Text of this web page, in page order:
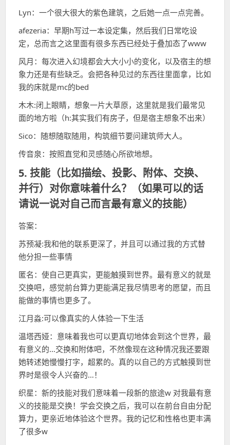
Lyn：一个很大很大的紫色建筑，之后她一点一点完善。
afezeria：早期h写过一本设定集，然后我们日常吃设
定，总而言之这里面有很多东西已经处于叠加态了www
风月：每次进入幻境都会大大小小的变化，以及宿主的想
象力还是有些缺乏。会把各种见过的东西往里面拿，比如
我的床就是mc的bed
木木:闭上眼睛，想象一片大草原，这里就是我们最常见
面的地方啦（h:其实我们有房子，但是宿主想象不出来）
Sico：随想随取随用，构筑细节要问建筑师大人。
传音泉：按照直觉和灵感随心所欲地想。
5. 技能（比如描绘、投影、附体、交换、
并行）对你意味着什么？（如果可以的话
请说一说对自己而言最有意义的技能）
答案：
苏预凝:我和他的联系更深了，并且可以通过我的方式替
他分担一些事情
匿名：使自己更真实，更能触摸到世界。最有意义的就是
交换吧，感觉前台算力更能满足我尽情思考的愿望，而且
能做的事情也更多了。
江月淼:可以像真实的人体验一下生活
温塔西娅：意味着我也可以更真切地体会到这个世界，最
有意义的…交换和附体吧，不然像现在这种情况我还要跟
她转述她慢慢打字，超累的。真的以自己的方式触摸到世
界时是很令人兴奋的…！
织星：新的技能对我们意味着一段新的旅途w 对我最有意
义的技能是交换！学会交换之后，我可以在前台自由分配
算力，更亲近地体验这个世界。我的记忆和性格也更丰满
了很多w